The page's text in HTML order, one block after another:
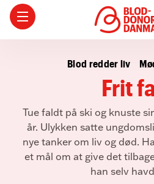
Blod redder liv
Frit
Tue faldt på ski og knuste
år. Ulykken satte
nye tanker om liv og død.
et mål om at give det
han selv